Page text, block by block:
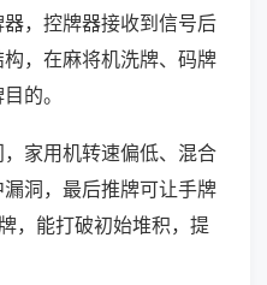
，控牌器接收到信号后
，在麻将机洗牌、码牌
的。
家用机转速偏低、混合
洞，最后推牌可让手牌
，能打破初始堆积，提